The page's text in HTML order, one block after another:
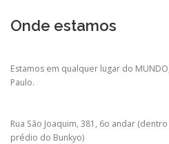
Onde estamos
Estamos em qualquer lugar do
Paulo.
Rua São Joaquim, 381, 6o andar
prédio do Bunkyo)